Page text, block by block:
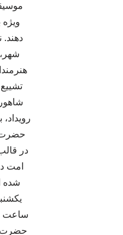
دهند.
حضرت
در
شده